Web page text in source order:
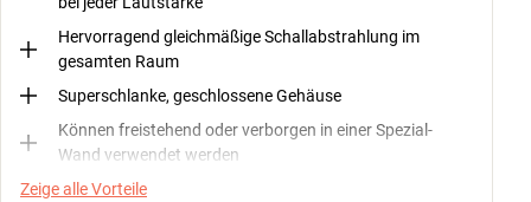
Hervorragend gleichmäßige Schallabstrahlung im
gesamten Raum
Superschlanke, geschlossene Gehäuse
Können freistehend oder verborgen in einer Spezial-
Wand verwendet werden
Zeige alle Vorteile